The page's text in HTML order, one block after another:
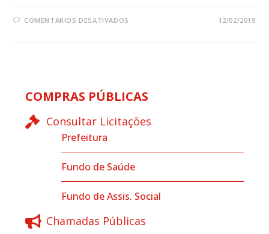
COMENTÁRIOS DESATIVADOS 12/02/2019
COMPRAS PÚBLICAS
Consultar Licitações
Prefeitura
Fundo de Saúde
Fundo de Assis. Social
Chamadas Públicas